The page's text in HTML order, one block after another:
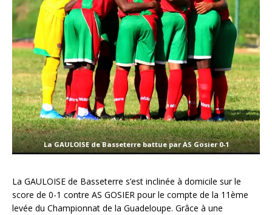
La GAULOISE de Basseterre battue par AS Gosier 0-1
La GAULOISE de Basseterre s’est inclinée à domicile sur le
score de 0-1 contre AS GOSIER pour le compte de la 11ème
levée du Championnat de la Guadeloupe. Grâce à une